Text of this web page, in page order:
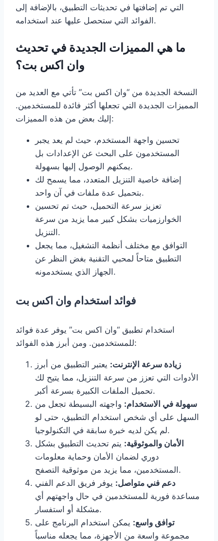
التي تم إضافتها في تحديثات التطبيق، بالإضافة إلى
الفوائد التي ستحصل عليها عند استخدامه.
ما هي المميزات الجديدة في تحديث
وان اكس بت؟
النسخة الجديدة من “وان اكس بت” تأتي مع العديد من
المميزات الجديدة التي تجعلها أكثر فائدة للمستخدمين.
إليك بعض من هذه المميزات:
تحسين واجهة المستخدم، حيث لم يعد يجبر
المستخدمون على البحث عن الإعدادات بل
يمكنهم الوصول إليها بسهولة.
إضافة خاصية التنزيل المتعدد، مما يسمح لك
بتحميل عدة ملفات في آن واحد.
تعزيز سرعة التحميل، حيث تم تحسين
الخوارزميات بشكل كبير مما يزيد من سرعة
التنزيل.
التوافق مع مختلف أنظمة التشغيل، مما يجعل
التطبيق متاحاً لمحبي التقنية بغض النظر عن
الجهاز الذي يستخدمونه.
فوائد استخدام وان اكس بت
استخدام تطبيق “وان اكس بت” يوفر عدة فوائد
للمستخدمين. ومن أبرز هذه الفوائد:
زيادة سرعة الإنترنت: يعتبر التطبيق من أبرز
الأدوات التي تعزز من سرعة التنزيل، مما يتيح لك
تحميل الملفات الكبيرة بسرعة أكبر.
سهولة في الاستخدام: واجهته البسيطة تجعل من
السهل على أي شخص استخدام التطبيق، حتى لو
لم يكن لديه خبرة سابقة في التكنولوجيا.
الأمان والموثوقية: يتم تحديث التطبيق بشكل
دوري لضمان الأمان وحماية معلومات
المستخدمين، مما يزيد من موثوقية التصفح.
دعم فني متواصل: يوفر فريق الدعم الفني
مساعدة فورية للمستخدمين في حال واجهتهم أي
مشكلة أو استفسار.
توافق واسع: يمكن استخدام البرنامج على
مجموعة واسعة من الأجهزة، مما يجعله مناسباً